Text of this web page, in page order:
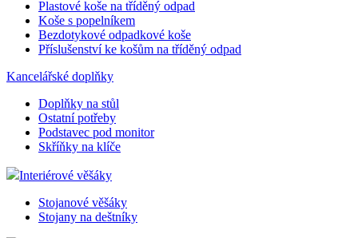
Plastové koše na tříděný odpad
Koše s popelníkem
Bezdotykové odpadkové koše
Příslušenství ke košům na tříděný odpad
Kancelářské doplňky
Doplňky na stůl
Ostatní potřeby
Podstavec pod monitor
Skříňky na klíče
Interiérové věšáky
Stojanové věšáky
Stojany na deštníky